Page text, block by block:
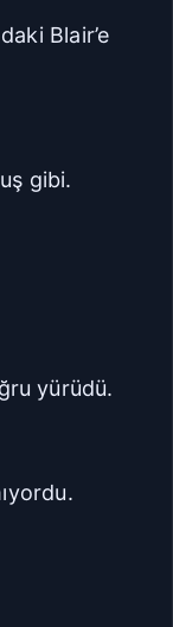
Blair’e
gibi.
yürüdü.